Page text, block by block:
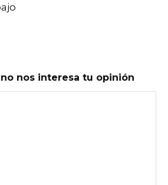
nos interesa tu opinión